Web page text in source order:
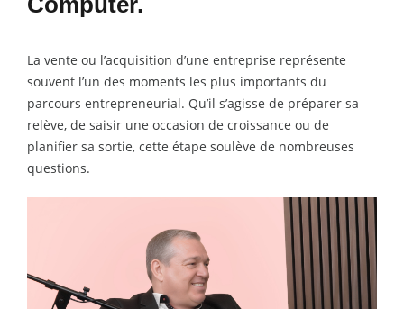
La vente ou l’acquisition d’une entreprise représente
souvent l’un des moments les plus importants du
parcours entrepreneurial. Qu’il s’agisse de préparer sa
relève, de saisir une occasion de croissance ou de
planifier sa sortie, cette étape soulève de nombreuses
questions.